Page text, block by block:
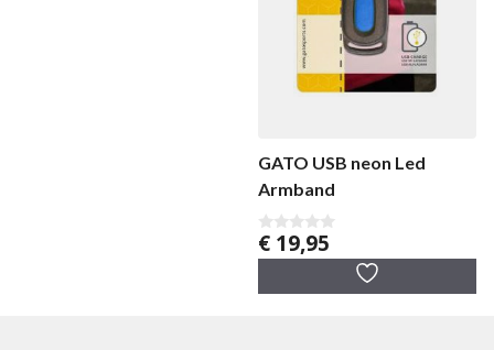
GATO USB neon Led
Armband
0
v
€ 19,95